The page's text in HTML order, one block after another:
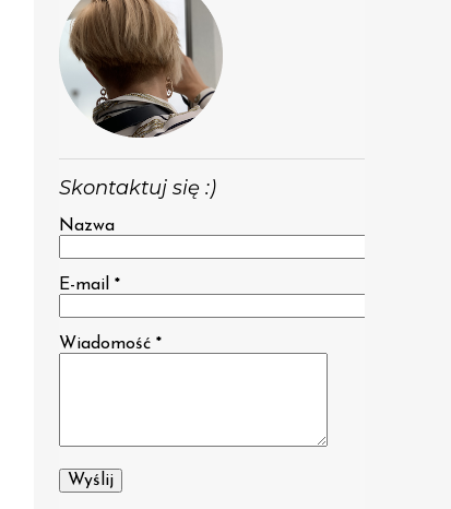
Skontaktuj się :)
Nazwa
E-mail *
Wiadomość *